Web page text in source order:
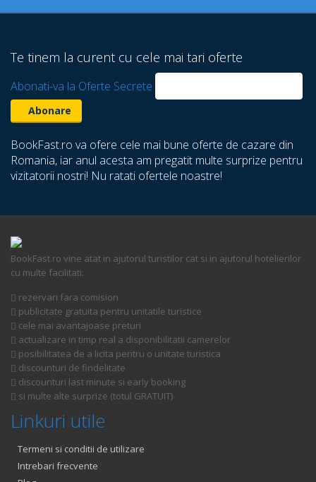
Te tinem la curent cu cele mai tari oferte
Abonati-va la Oferte Secrete
BookFast.ro va ofere cele mai bune oferte de cazare din
Romania, iar anul acesta am pregatit multe surprize pentru
vizitatorii nostri! Nu ratati ofertele noastre!
BookFast.ro vine atat in ajutorul turistilor cat si in ajutorul hotelierilor
cu multe facilitati:
rezervari fara comision
publicitate gratuita pentru unitatile turistice
cele mai avantajoase preturi
actualizare in timp real a disponibilitatii camerelor
posibilitatea de a licita pentru o unitate turistica
discounturi de findelitate
discounturi last minute si early booking
si multe alte surprize (totul GRATUIT)
Linkuri utile
Termeni si conditii de utilizare
Intrebari frecvente